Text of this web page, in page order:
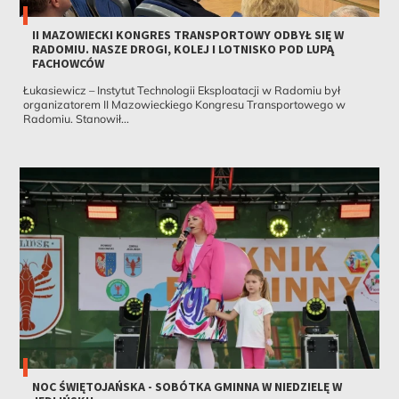
II MAZOWIECKI KONGRES TRANSPORTOWY ODBYŁ SIĘ W
RADOMIU. NASZE DROGI, KOLEJ I LOTNISKO POD LUPĄ
FACHOWCÓW
Łukasiewicz – Instytut Technologii Eksploatacji w Radomiu był
organizatorem II Mazowieckiego Kongresu Transportowego w
Radomiu. Stanowił...
NOC ŚWIĘTOJAŃSKA - SOBÓTKA GMINNA W NIEDZIELĘ W